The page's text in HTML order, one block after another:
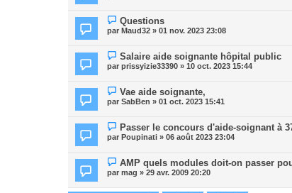
Questions
par Maud32 » 01 nov. 2023 23:08
Salaire aide soignante hôpital public
par prissyizie33390 » 10 oct. 2023 15:44
Vae aide soignante,
par SabBen » 01 oct. 2023 15:41
Passer le concours d'aide-soignant à
par Poupinati » 06 août 2023 23:04
AMP quels modules doit-on passer
par mag » 29 avr. 2009 20:20